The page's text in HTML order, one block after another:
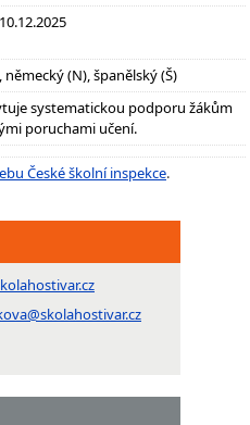
německý (N), španělský (Š)
systematickou podporu žákům
poruchami učení.
České školní inspekce.